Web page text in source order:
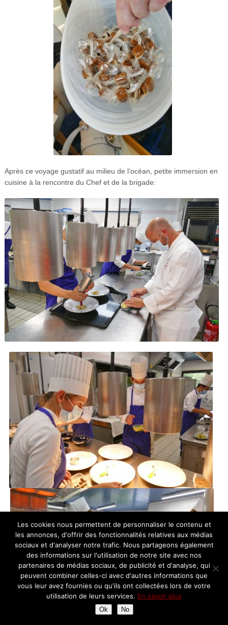
Après ce voyage gustatif au milieu de l’océan, petite immersion en
cuisine à la rencontre du Chef et de la brigade:
Les cookies nous permettent de personnaliser le contenu et
les annonces, d'offrir des fonctionnalités relatives aux médias
sociaux et d'analyser notre trafic. Nous partageons également
des informations sur l'utilisation de notre site avec nos
partenaires de médias sociaux, de publicité et d'analyse, qui
peuvent combiner celles-ci avec d'autres informations que
vous leur avez fournies ou qu'ils ont collectées lors de votre
utilisation de leurs services. En savoir plus
Ok No